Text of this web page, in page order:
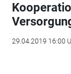
29.04.2019 16:00